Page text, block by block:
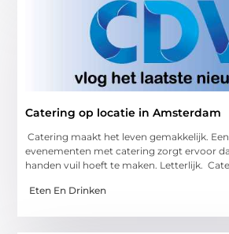
Catering op locatie in Amsterdam
Catering maakt het leven gemakkelijk.
evenementen met catering zorgt ervoor
handen vuil hoeft te maken. Letterlijk.
Eten En Drinken